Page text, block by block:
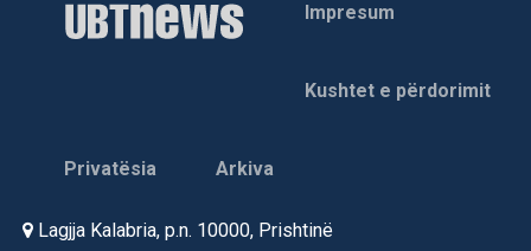
Impresum
Kushtet e përdorimit
Privatësia Arkiva
Lagjja Kalabria, p.n. 10000, Prishtinë